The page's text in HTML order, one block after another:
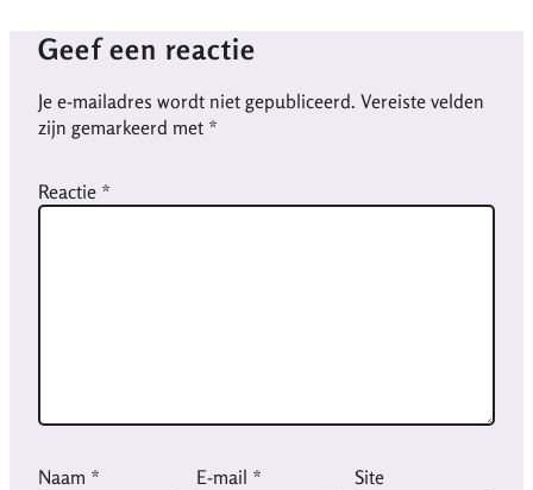
Geef een reactie
Je e-mailadres wordt niet gepubliceerd. Vereiste velden
zijn gemarkeerd met *
Reactie *
Naam * E-mail * Site